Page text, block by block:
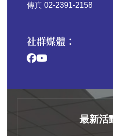
傳真 02-2391-2158
社群媒體：
最新活